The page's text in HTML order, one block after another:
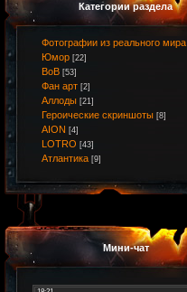
Категории раздела
Фотографии из реального мира
Юмор [22]
ВоВ [53]
Фан арт [2]
Аллоды [21]
Героические скриншоты [8]
AION [4]
LOTRO [43]
Атлантика [9]
Мини-чат